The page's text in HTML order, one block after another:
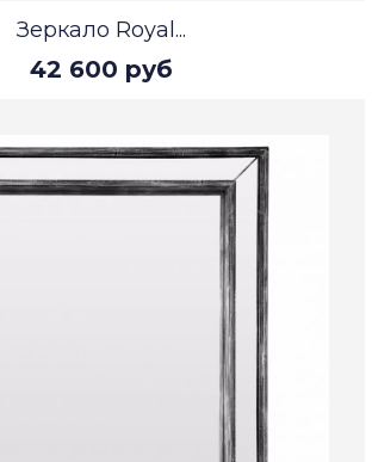
Зеркало Royal...
42 600 руб